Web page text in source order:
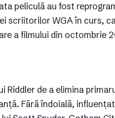
peliculă au fost
scriitorilor WGA în curs,
a filmului din octombrie
Riddler de a elimina
Fără îndoială,